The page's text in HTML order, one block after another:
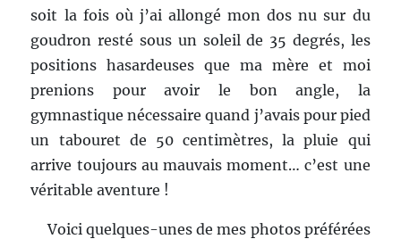
soit la fois où j’ai allongé mon dos nu sur du
goudron resté sous un soleil de 35 degrés, les
positions hasardeuses que ma mère et moi
prenions pour avoir le bon angle, la
gymnastique nécessaire quand j’avais pour pied
un tabouret de 50 centimètres, la pluie qui
arrive toujours au mauvais moment… c’est une
véritable aventure !
Voici quelques-unes de mes photos préférées